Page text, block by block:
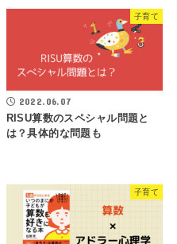
子育て
2022.06.07
RISU算数のスペシャル問題と
は？具体的な問題も
子育て